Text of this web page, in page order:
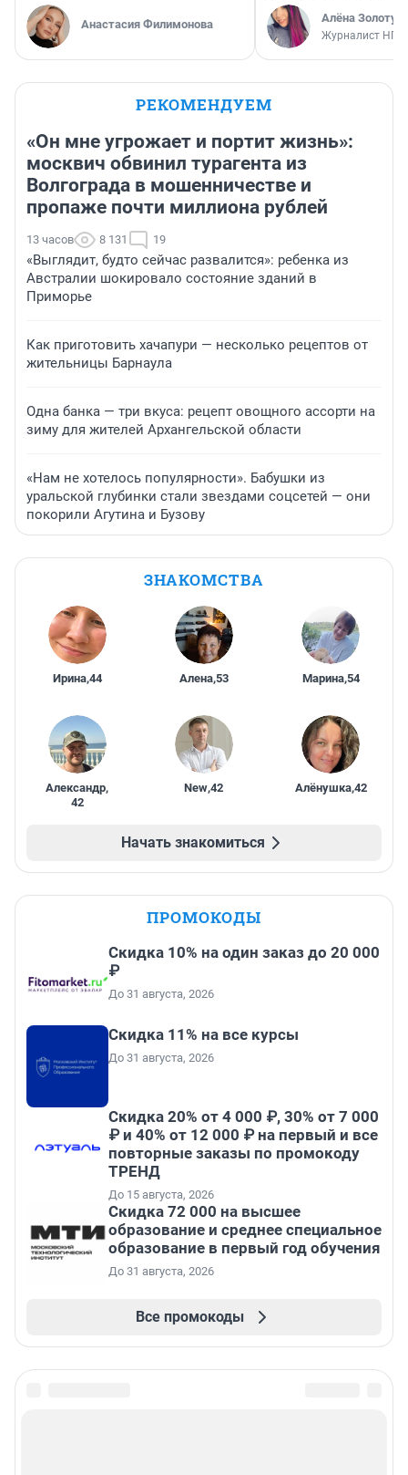
Анастасия Филимонова Алёна
Журналист НГС
РЕКОМЕНДУЕМ
«Он мне угрожает и портит жизнь»:
москвич обвинил турагента из
Волгограда в мошенничестве и
пропаже почти миллиона рублей
13 часов 8 131 19
«Выглядит, будто сейчас развалится»: ребенка из
Австралии шокировало состояние зданий в
Приморье
Как приготовить хачапури — несколько рецептов от
жительницы Барнаула
Одна банка — три вкуса: рецепт овощного ассорти на
зиму для жителей Архангельской области
«Нам не хотелось популярности». Бабушки из
уральской глубинки стали звездами соцсетей — они
покорили Агутина и Бузову
ЗНАКОМСТВА
Ирина,44 Алена,53 Марина,54
Александр,
42
New,42 Алёнушка,42
Начать знакомиться
ПРОМОКОДЫ
Скидка 10% на один заказ до 20 000
₽
До 31 августа, 2026
Скидка 11% на все курсы
До 31 августа, 2026
Скидка 20% от 4 000 ₽, 30% от 7 000
₽ и 40% от 12 000 ₽ на первый и все
повторные заказы по промокоду
ТРЕНД
До 15 августа, 2026
Скидка 72 000 на высшее
образование и среднее специальное
образование в первый год обучения
До 31 августа, 2026
Все промокоды